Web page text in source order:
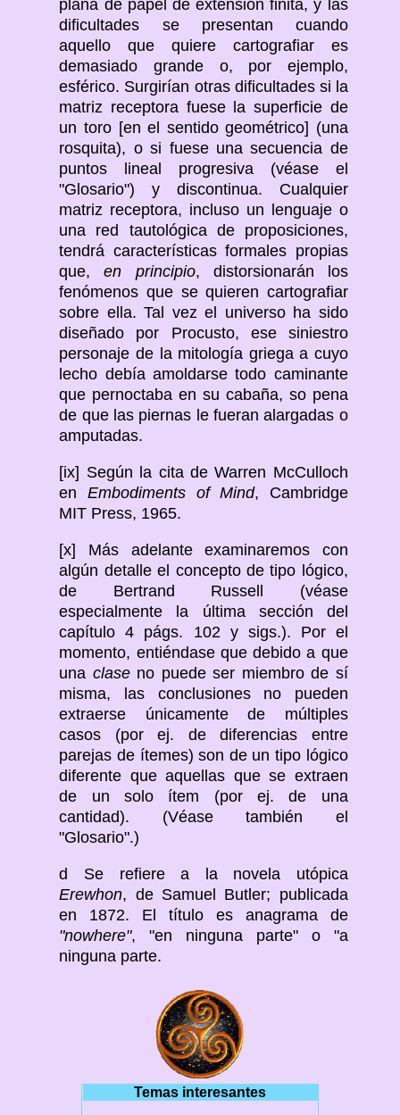
plana de papel de extensión finita, y las
dificultades se presentan cuando
aquello que quiere cartografiar es
demasiado grande o, por ejemplo,
esférico. Surgirían otras dificultades si la
matriz receptora fuese la superficie de
un toro [en el sentido geométrico] (una
rosquita), o si fuese una secuencia de
puntos lineal progresiva (véase el
"Glosario") y discontinua. Cualquier
matriz receptora, incluso un lenguaje o
una red tautológica de proposiciones,
tendrá características formales propias
que,en principio, distorsionarán los
fenómenos que se quieren cartografiar
sobre ella. Tal vez el universo ha sido
diseñado por Procusto, ese siniestro
personaje de la mitología griega a cuyo
lecho debía amoldarse todo caminante
que pernoctaba en su cabaña, so pena
de que las piernas le fueran alargadas o
amputadas.
[ix] Según la cita de Warren McCulloch
en Embodiments of Mind, Cambridge
MIT Press, 1965.
[x] Más adelante examinaremos con
algún detalle el concepto de tipo lógico,
de Bertrand Russell (véase
especialmente la última sección del
capítulo 4 págs. 102 y sigs.). Por el
momento, entiéndase que debido a que
una clase no puede ser miembro de sí
misma, las conclusiones no pueden
extraerse únicamente de múltiples
casos (por ej. de diferencias entre
parejas de ítemes) son de un tipo lógico
diferente que aquellas que se extraen
de un solo ítem (por ej. de una
cantidad). (Véase también el
"Glosario".)
d Se refiere a la novela utópica
Erewhon, de Samuel Butler; publicada
en 1872. El título es anagrama de
"nowhere", "en ninguna parte" o "a
ninguna parte.
Temas interesantes